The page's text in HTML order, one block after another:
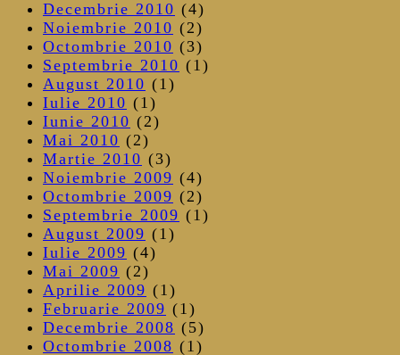
Decembrie 2010 (4)
Noiembrie 2010 (2)
Octombrie 2010 (3)
Septembrie 2010 (1)
August 2010 (1)
Iulie 2010 (1)
Iunie 2010 (2)
Mai 2010 (2)
Martie 2010 (3)
Noiembrie 2009 (4)
Octombrie 2009 (2)
Septembrie 2009 (1)
August 2009 (1)
Iulie 2009 (4)
Mai 2009 (2)
Aprilie 2009 (1)
Februarie 2009 (1)
Decembrie 2008 (5)
Octombrie 2008 (1)